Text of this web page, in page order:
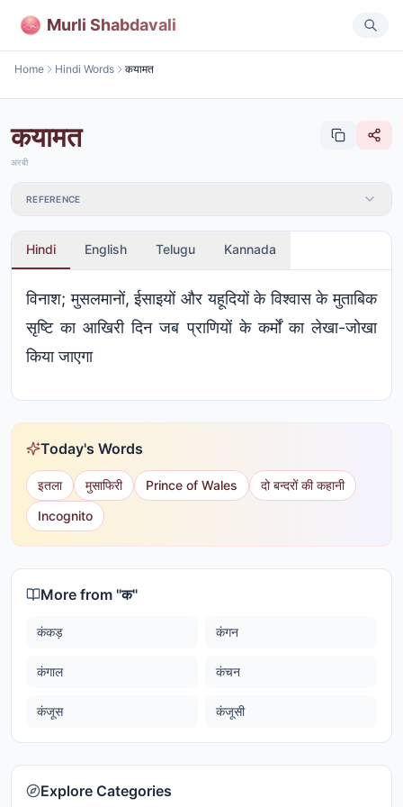
Murli Shabdavali
Home Hindi Words कयामत
कयामत
अरबी
REFERENCE
Hindi English Telugu Kannada
विनाश; मुसलमानों, ईसाइयों और यहूदियों के विश्वास के मुताबिक
सृष्टि का आखिरी दिन जब प्राणियों के कर्मों का लेखा-जोखा
किया जाएगा
Today's Words
इतला मुसाफिरी Prince of Wales
दो बन्दरों की कहानी
Incognito
More from "क"
कंकड़ कंगन
कंगाल कंचन
कंजूस कंजूसी
Explore Categories